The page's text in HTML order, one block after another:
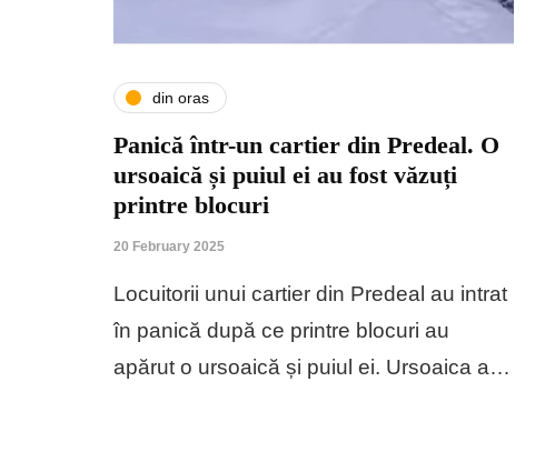
din oras
Panică într-un cartier din Predeal. O
ursoaică și puiul ei au fost văzuți
printre blocuri
20 February 2025
Locuitorii unui cartier din Predeal au intrat
în panică după ce printre blocuri au
apărut o ursoaică și puiul ei. Ursoaica a…